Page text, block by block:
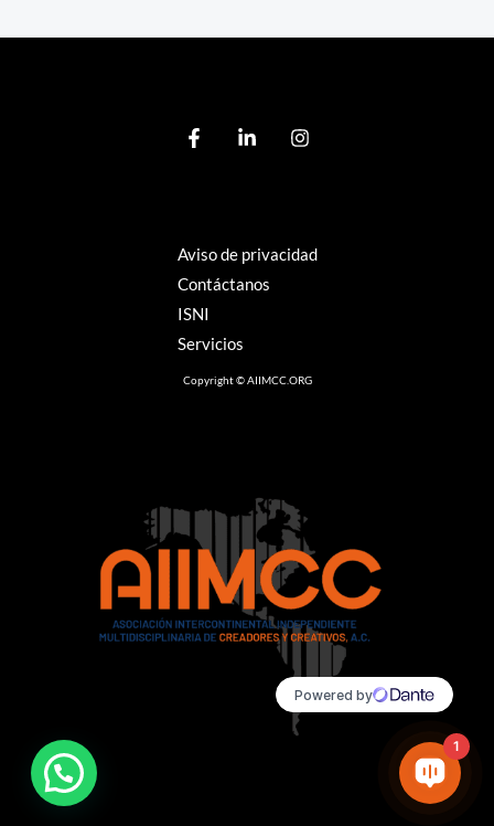
Aviso de privacidad
Contáctanos
ISNI
Servicios
Copyright © AIIMCC.ORG
1